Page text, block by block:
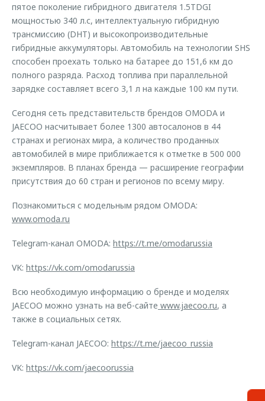
пятое поколение гибридного двигателя 1.5TDGI
мощностью 340 л.с, интеллектуальную гибридную
трансмиссию (DHT) и высокопроизводительные
гибридные аккумуляторы. Автомобиль на технологии SHS
способен проехать только на батарее до 151,6 км до
полного разряда. Расход топлива при параллельной
зарядке составляет всего 3,1 л на каждые 100 км пути.
Сегодня сеть представительств брендов OMODA и
JAECOO насчитывает более 1300 автосалонов в 44
странах и регионах мира, а количество проданных
автомобилей в мире приближается к отметке в 500 000
экземпляров. В планах бренда — расширение географии
присутствия до 60 стран и регионов по всему миру.
Познакомиться с модельным рядом OMODA:
www.omoda.ru
Telegram-канал OMODA: https://t.me/omodarussia
VK: https://vk.com/omodarussia
Всю необходимую информацию о бренде и моделях
JAECOO можно узнать на веб-сайте www.jaecoo.ru, а
также в социальных сетях.
Telegram-канал JAECOO: https://t.me/jaecoo_russia
VK: https://vk.com/jaecoorussia